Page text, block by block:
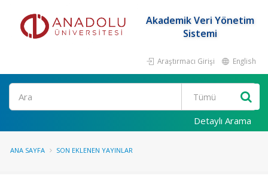
Akademik Veri Yönetim
Sistemi
Araştırmacı Girişi English
Ara
Detaylı Arama
ANA SAYFA SON EKLENEN YAYINLAR